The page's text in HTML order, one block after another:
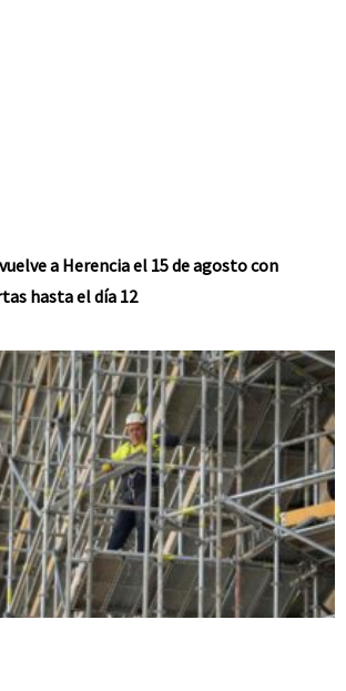
a Herencia el 15 de agosto con
hasta el día 12